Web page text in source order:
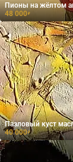
Пионы на жёлтом
48 000₽
Пазловый куст
40 000₽